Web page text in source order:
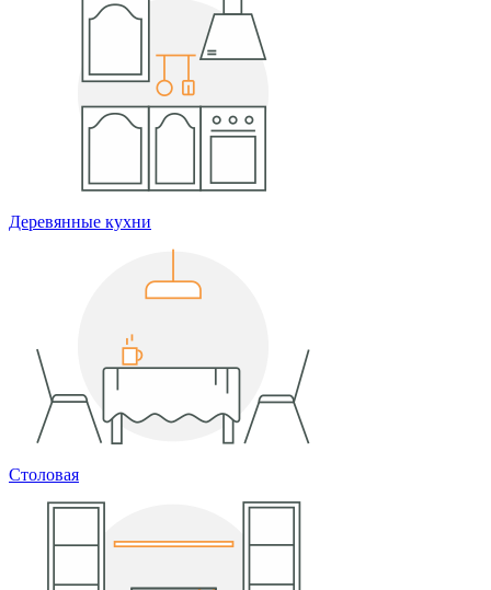
Деревянные кухни
Столовая